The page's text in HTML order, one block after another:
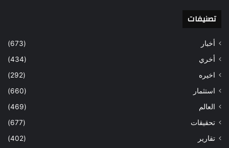
تصنيفات
أخبار
(673)
أخري
(434)
اخيره
(292)
استثمار
(660)
العالم
(469)
تحقيقات
(677)
تقارير
(402)